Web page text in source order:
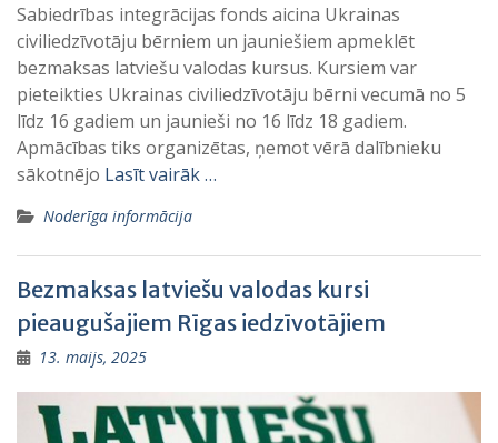
Sabiedrības integrācijas fonds aicina Ukrainas
civiliedzīvotāju bērniem un jauniešiem apmeklēt
bezmaksas latviešu valodas kursus. Kursiem var
pieteikties Ukrainas civiliedzīvotāju bērni vecumā no 5
līdz 16 gadiem un jaunieši no 16 līdz 18 gadiem.
Apmācības tiks organizētas, ņemot vērā dalībnieku
sākotnējo Lasīt vairāk …
Noderīga informācija
Bezmaksas latviešu valodas kursi
pieaugušajiem Rīgas iedzīvotājiem
13. maijs, 2025